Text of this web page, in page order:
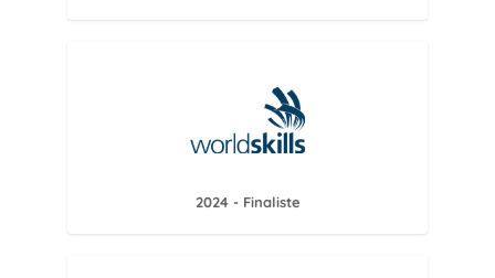
2024 - Finaliste